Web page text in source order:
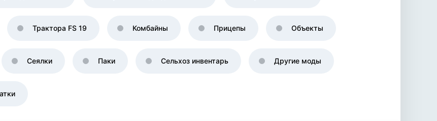
Трактора FS 19 Комбайны Прицепы Объекты
Сеялки Паки Сельхоз инвентарь Другие моды